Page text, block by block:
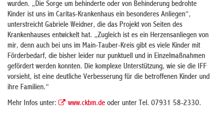
wurden. „Die Sorge um behinderte oder von Behinderung bedrohte
Kinder ist uns im Caritas-Krankenhaus ein besonderes Anliegen“,
unterstreicht Gabriele Weidner, die das Projekt von Seiten des
Krankenhauses entwickelt hat. „Zugleich ist es ein Herzensanliegen von
mir, denn auch bei uns im Main-Tauber-Kreis gibt es viele Kinder mit
Förderbedarf, die bisher leider nur punktuell und in Einzelmaßnahmen
gefördert werden konnten. Die komplexe Unterstützung, wie sie die IFF
vorsieht, ist eine deutliche Verbesserung für die betroffenen Kinder und
ihre Familien.“
Mehr Infos unter:
www.ckbm.de oder unter Tel. 07931 58-2330.